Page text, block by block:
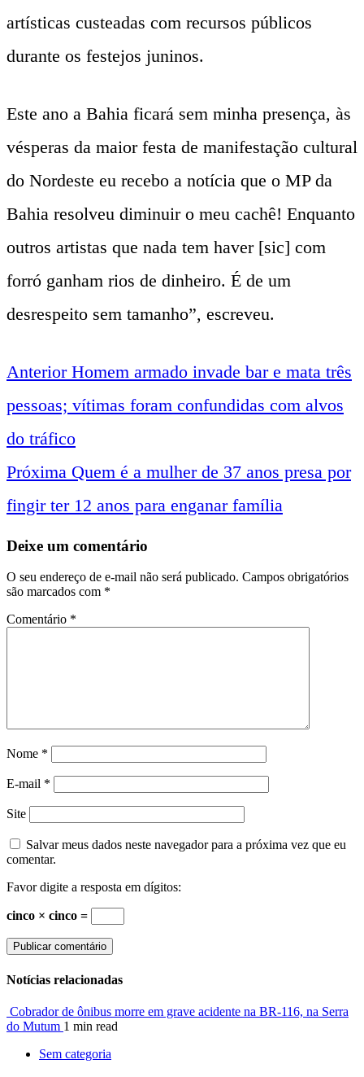
artísticas custeadas com recursos públicos
durante os festejos juninos.
Este ano a Bahia ficará sem minha presença, às
vésperas da maior festa de manifestação cultural
do Nordeste eu recebo a notícia que o MP da
Bahia resolveu diminuir o meu cachê! Enquanto
outros artistas que nada tem haver [sic] com
forró ganham rios de dinheiro. É de um
desrespeito sem tamanho”, escreveu.
Navegação
entre
notícias
AnteriorHomem armado invade bar e mata três
pessoas; vítimas foram confundidas com alvos
do tráfico
Próxima Quem é a mulher de 37 anos presa por
fingir ter 12 anos para enganar família
Deixe um comentário
O seu endereço de e-mail não será publicado. Campos obrigatórios
são marcados com *
Comentário *
Nome *
E-mail *
Site
Salvar meus dados neste navegador para a próxima vez que eu
comentar.
Favor digite a resposta em dígitos:
cinco × cinco =
Notícias relacionadas
Cobrador de ônibus morre em grave acidente na BR-116, na Serra
do Mutum 1 min read
Sem categoria